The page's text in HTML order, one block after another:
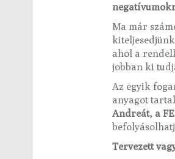
Ma már
ahol a
jobban ki
Az egyik
anyagot
Andreát, a
Tervezett